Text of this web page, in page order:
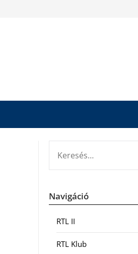
Navigáció
RTL II
RTL Klub